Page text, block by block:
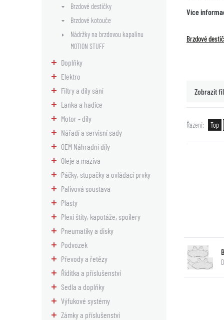
Brzdové destičky
Brzdové kotouče
Nádržky na brzdovou kapalinu
MOTION STUFF
Doplňky
Elektro
Filtry a díly sání
Lanka a hadice
Motor - díly
Nářadí a servisní sady
OEM Náhradní díly
Oleje a maziva
Páčky, stupačky a ovládací prvky
Palivová soustava
Plasty
Plexi štíty, kapotáže, spoilery
Pneumatiky a disky
Podvozek
Převody a řetězy
Řídítka a příslušenství
Sedla a doplňky
Výfukové systémy
Zámky a příslušenství
Více
Brzdové
Zobrazit
Řazení Top